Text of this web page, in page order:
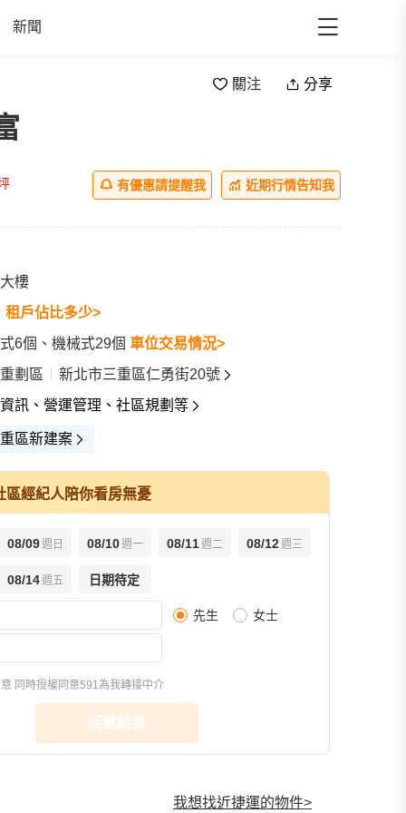
新聞
關注 分享
樣品屋(11) 環境圖(9)
有優惠請提醒我 近期行情告知我
樓
租戶佔比多少>
6個、機械式29個 車位交易情況>
劃區
新北市三重區仁勇街20號
訊、營運管理、社區規劃等
區新建案
區經紀人陪你看房無憂
08/09週日 08/10週一 08/11週二 08/12週三
08/14週五 日期待定
先生 女士
同時授權同意591為我轉接中介
回電給我
我想找近捷運的物件>